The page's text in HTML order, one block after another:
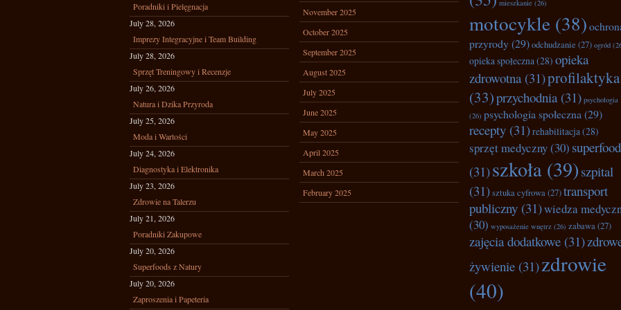
Poradniki i Pielęgnacja
July 28, 2026
Imprezy Integracyjne i Team Building
July 28, 2026
Sprzęt Treningowy i Recenzje
July 26, 2026
Natura i Dzika Przyroda
July 25, 2026
Moda i Wartości
July 24, 2026
Diagnostyka i Elektronika
July 23, 2026
Zdrowie na Talerzu
July 21, 2026
Poradniki Zakupowe
July 20, 2026
Superfoods z Natury
July 20, 2026
Zaproszenia i Papeteria
November 2025
October 2025
September 2025
August 2025
July 2025
June 2025
May 2025
April 2025
March 2025
February 2025
mieszkanie (26)
motocykle (38)
przyrody(29)odchudzanie (27) ogród
opieka społeczna(28) opieka
zdrowotna(31)profilaktyka
(33)przychodnia(31) psychologia
(26) psychologia społeczna (29)
recepty (31)rehabilitacja(28)
sprzęt medyczny(30)
(31)szkoła (39) szpital
(31)sztuka cyfrowa(27)transport
publiczny (31)wiedza
(30) wyposażenie wnętrz (26) zabawa(27)
zajęcia dodatkowe (31)
żywienie (31)zdrowie
(40)